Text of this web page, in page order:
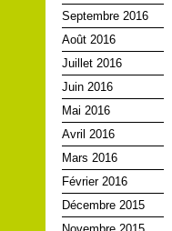
Septembre 2016
Août 2016
Juillet 2016
Juin 2016
Mai 2016
Avril 2016
Mars 2016
Février 2016
Décembre 2015